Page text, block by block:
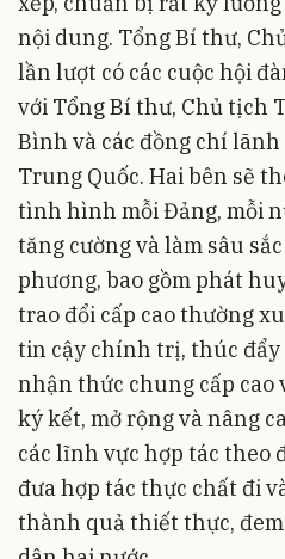
nội dung. Tổng Bí thư,
lần lượt có các cuộc hội
với Tổng Bí thư, Chủ tịch
Bình và các đồng chí lãnh
Trung Quốc. Hai bên sẽ
tình hình mỗi Đảng, mỗi
tăng cường và làm sâu
phương, bao gồm phát
trao đổi cấp cao thường
tin cậy chính trị, thúc
nhận thức chung cấp cao
ký kết, mở rộng và nâng
các lĩnh vực hợp tác theo
đưa hợp tác thực chất đi
thành quả thiết thực,